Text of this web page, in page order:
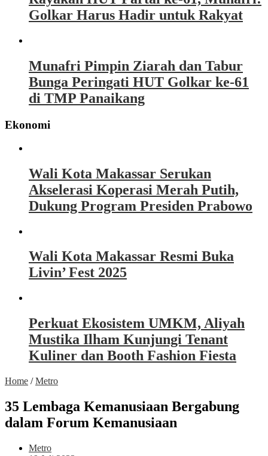
Golkar Harus Hadir untuk Rakyat
Munafri Pimpin Ziarah dan Tabur
Bunga Peringati HUT Golkar ke-61
di TMP Panaikang
Ekonomi
Wali Kota Makassar Serukan
Akselerasi Koperasi Merah Putih,
Dukung Program Presiden Prabowo
Wali Kota Makassar Resmi Buka
Livin’ Fest 2025
Perkuat Ekosistem UMKM, Aliyah
Mustika Ilham Kunjungi Tenant
Kuliner dan Booth Fashion Fiesta
Home /Metro
35 Lembaga Kemanusiaan Bergabung
dalam Forum Kemanusiaan
Metro